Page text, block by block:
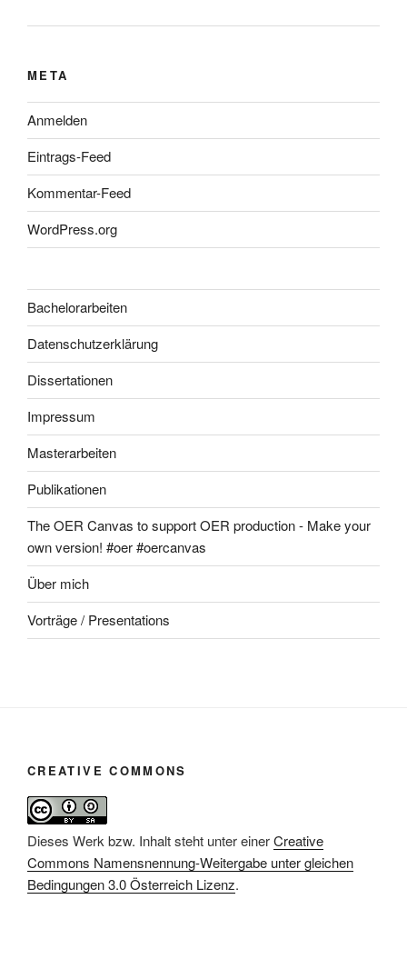
META
Anmelden
Eintrags-Feed
Kommentar-Feed
WordPress.org
Bachelorarbeiten
Datenschutzerklärung
Dissertationen
Impressum
Masterarbeiten
Publikationen
The OER Canvas to support OER production - Make your
own version! #oer #oercanvas
Über mich
Vorträge / Presentations
CREATIVE COMMONS
Dieses Werk bzw. Inhalt steht unter einerCreative
Commons Namensnennung-Weitergabe unter gleichen
Bedingungen 3.0 Österreich Lizenz.